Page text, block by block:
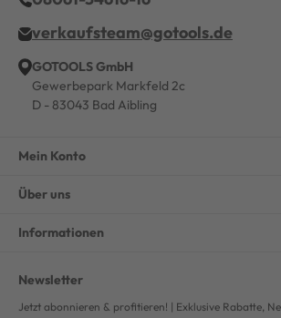
verkaufsteam@gotools.de
GOTOOLS GmbH
Gewerbepark Markfeld 2c
D - 83043 Bad Aibling
Mein Konto
Über uns
Informationen
Newsletter
Jetzt abonnieren & profitieren! | Exklusive Rabatte,